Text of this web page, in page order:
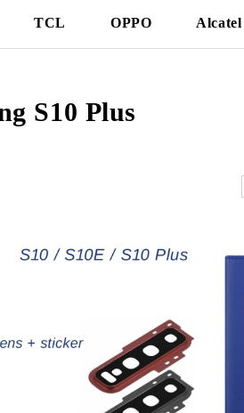
TCL OPPO Alcatel
S10 Plus